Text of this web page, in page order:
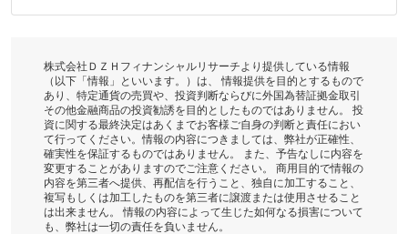
株式会社ＤＺＨフィナンシャルリサーチより提供している情報
（以下「情報」といいます。）は、 情報提供を目的とするもので
あり、特定通貨の売買や、投資判断ならびに外国為替証拠金取引
その他金融商品の投資勧誘を目的としたものではありません。 投
資に関する最終決定はあくまでお客様ご自身の判断と責任におい
て行ってください。情報の内容につきましては、弊社が正確性、
確実性を保証するものではありません。 また、予告なしに内容を
変更することがありますのでご注意ください。 商用目的で情報の
内容を第三者へ提供、再配信を行うこと、独自に加工すること、
複写もしくは加工したものを第三者に譲渡または使用させること
は出来ません。 情報の内容によって生じた如何なる損害について
も、弊社は一切の責任を負いません。